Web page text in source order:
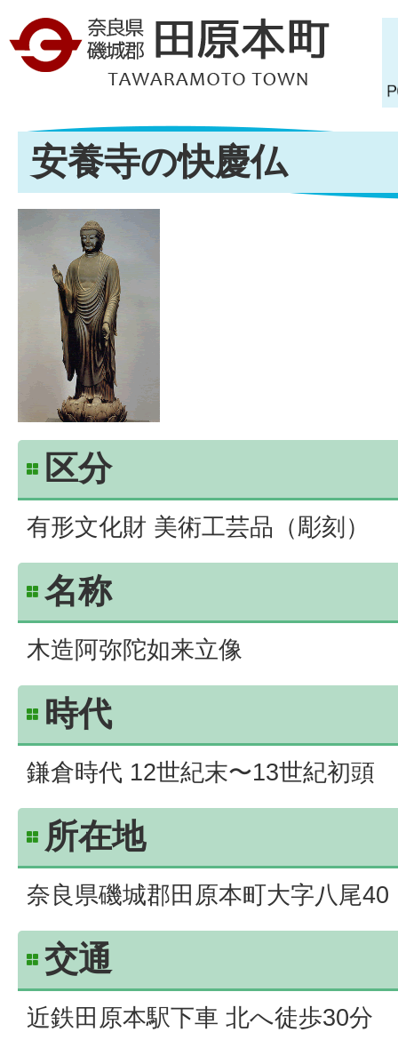
安養寺の快慶仏
区分
有形文化財 美術工芸品（彫刻）
名称
木造阿弥陀如来立像
時代
鎌倉時代 12世紀末〜13世紀初頭
所在地
奈良県磯城郡田原本町大字八尾40
交通
近鉄田原本駅下車 北へ徒歩30分